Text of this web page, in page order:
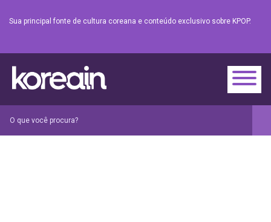
Sua principal fonte de cultura coreana e conteúdo exclusivo sobre KPOP.